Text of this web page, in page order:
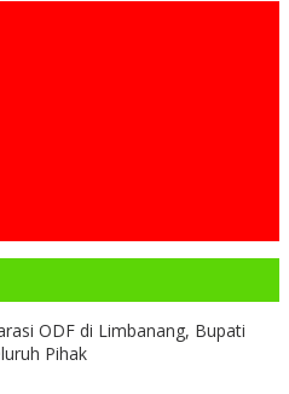
ODF di Limbanang, Bupati
Pihak